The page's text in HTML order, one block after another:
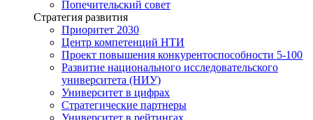
Попечительский совет
Стратегия развития
Приоритет 2030
Центр компетенций НТИ
Проект повышения конкурентоспособности 5-100
Развитие национального исследовательского
университета (НИУ)
Университет в цифрах
Стратегические партнеры
Университет в рейтингах